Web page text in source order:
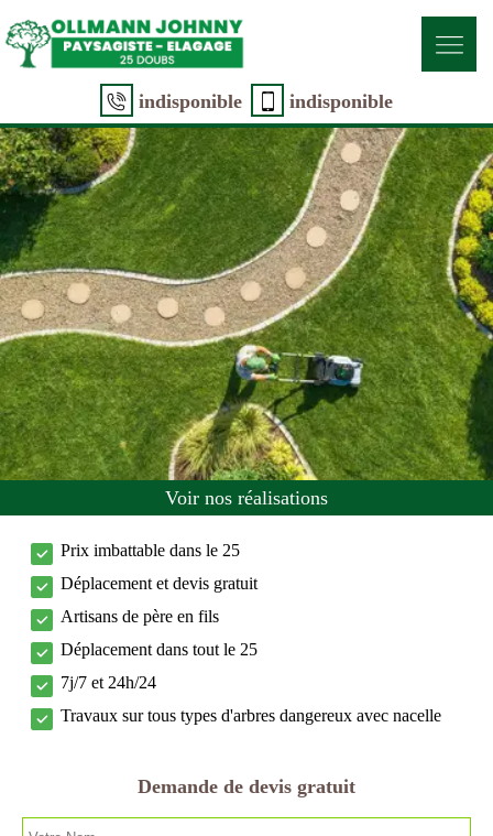
indisponible indisponible
Voir nos réalisations
Prix imbattable dans le 25
Déplacement et devis gratuit
Artisans de père en fils
Déplacement dans tout le 25
7j/7 et 24h/24
Travaux sur tous types d'arbres dangereux avec nacelle
Demande de devis gratuit